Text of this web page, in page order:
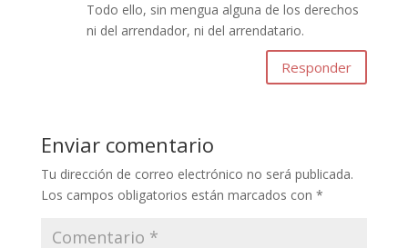
Todo ello, sin mengua alguna de los derechos
ni del arrendador, ni del arrendatario.
Responder
Enviar comentario
Tu dirección de correo electrónico no será publicada.
Los campos obligatorios están marcados con *